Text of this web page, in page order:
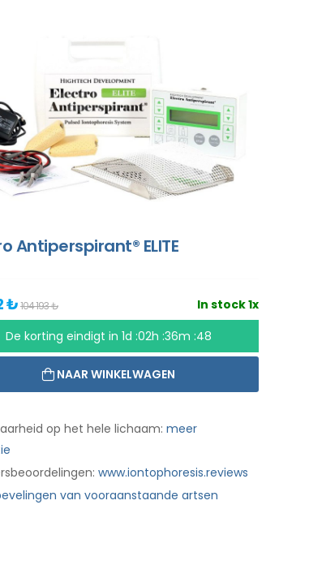
Antiperspirant® ELITE
In stock 1x
₺104 193 ₺
De korting eindigt in 1d :02h :36m :47
NAAR WINKELWAGEN
op het hele lichaam: meer
www.iontophoresis.reviews
van vooraanstaande artsen